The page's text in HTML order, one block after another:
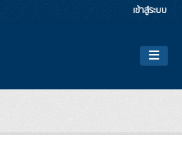
เข้าสู่ระบบ